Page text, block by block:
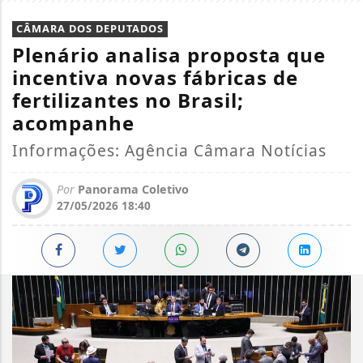
CÂMARA DOS DEPUTADOS
Plenário analisa proposta que
incentiva novas fábricas de
fertilizantes no Brasil;
acompanhe
Informações: Agência Câmara Notícias
Por Panorama Coletivo
27/05/2026 18:40